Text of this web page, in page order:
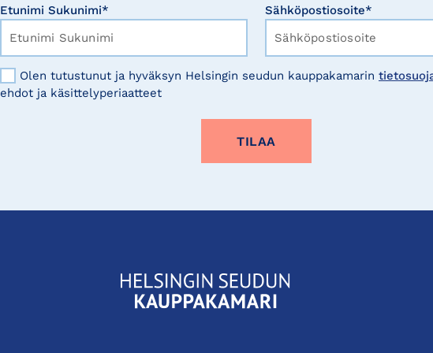
Etunimi Sukunimi* Sähköpostiosoite*
Olen tutustunut ja hyväksyn Helsingin seudun kauppakamarin
ehdot ja käsittelyperiaatteet
KauppakamariHelsingin
seudun